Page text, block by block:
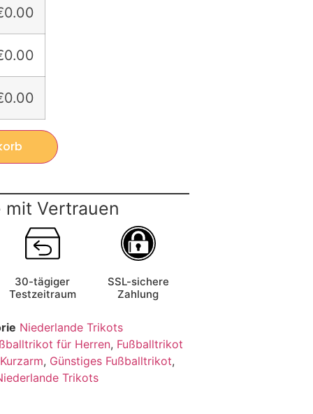
mit Vertrauen
30-tägiger
Testzeitraum
SSL-sichere
Zahlung
Niederlande Trikots
für Herren, Fußballtrikot
, Günstiges Fußballtrikot,
Trikots